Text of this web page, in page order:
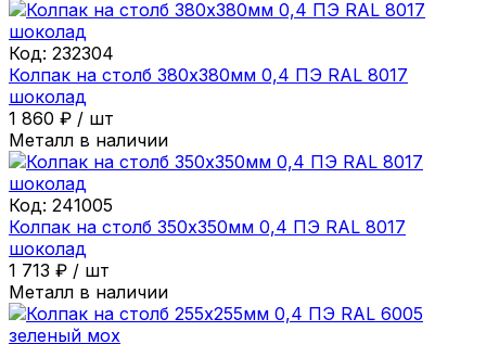
Код: 232304
Колпак на столб 380х380мм 0,4 ПЭ RAL 8017
шоколад
1 860 ₽ / шт
Металл в наличии
Код: 241005
Колпак на столб 350х350мм 0,4 ПЭ RAL 8017
шоколад
1 713 ₽ / шт
Металл в наличии